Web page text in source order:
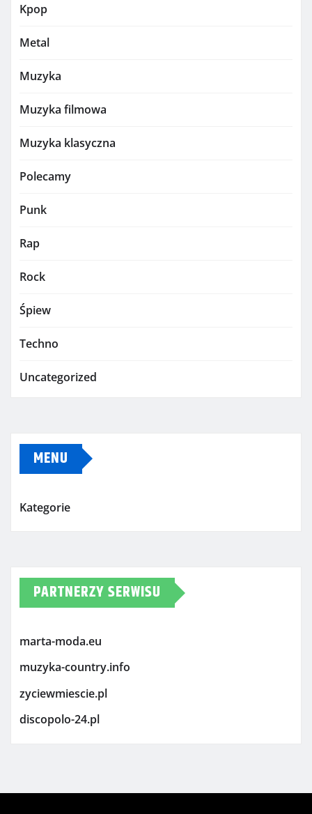
Kpop
Metal
Muzyka
Muzyka filmowa
Muzyka klasyczna
Polecamy
Punk
Rap
Rock
Śpiew
Techno
Uncategorized
MENU
Kategorie
PARTNERZY SERWISU
marta-moda.eu
muzyka-country.info
zyciewmiescie.pl
discopolo-24.pl